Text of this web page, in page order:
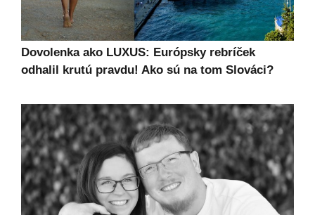
Dovolenka ako LUXUS: Európsky rebríček
odhalil krutú pravdu! Ako sú na tom Slováci?